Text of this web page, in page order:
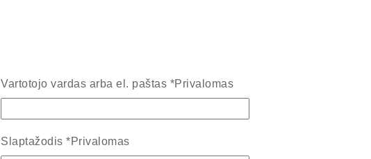
Vartotojo vardas arba el. paštas *Privalomas
Slaptažodis *Privalomas